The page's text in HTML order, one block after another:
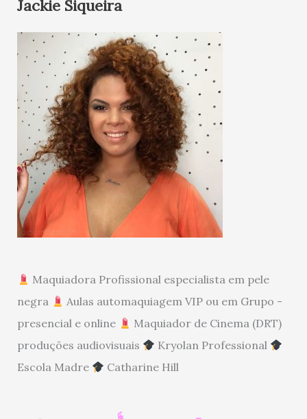
Jackie Siqueira
Maquiadora Profissional especialista em pele
negra
Aulas automaquiagem VIP ou em Grupo -
presencial e online
Maquiador de Cinema (DRT)
produções audiovisuais
Kryolan Professional
Escola Madre
Catharine Hill